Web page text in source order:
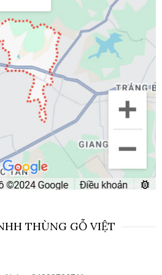
THÙNG GỖ VIỆT